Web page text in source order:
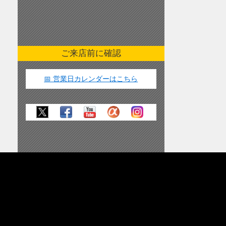
ご来店前に確認
📅 営業日カレンダーはこちら